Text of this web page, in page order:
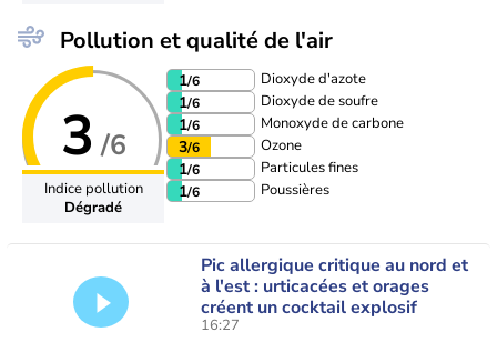
Pollution et qualité de l'air
3 /6
Indice pollution
Dégradé
1/6 Dioxyde d'azote
1/6 Dioxyde de soufre
1/6 Monoxyde de carbone
3/6 Ozone
1/6 Particules fines
1/6 Poussières
Pic allergique critique au nord et
à l'est : urticacées et orages
créent un cocktail explosif
16:27